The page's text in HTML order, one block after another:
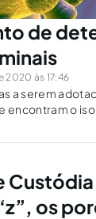
de
2020 às 17:46
a serem
o
os